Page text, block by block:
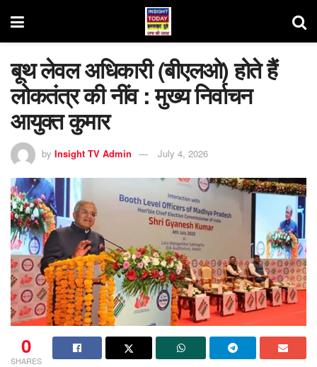
बूथ लेवल अधिकारी (बीएलओ) होते हैं
लोकतंत्र की नींव : मुख्य निर्वाचन
आयुक्त कुमार
by Insight TV Admin July 4, 2026
0
SHARES